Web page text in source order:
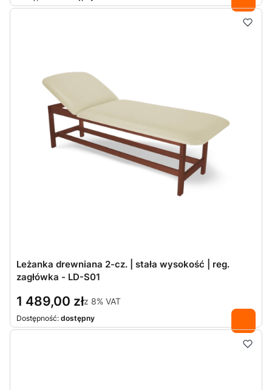
Leżanka drewniana 2-cz. | stała wysokość | reg.
zagłówka - LD-S01
1 489,00 złz 8% VAT
Dostępność: dostępny